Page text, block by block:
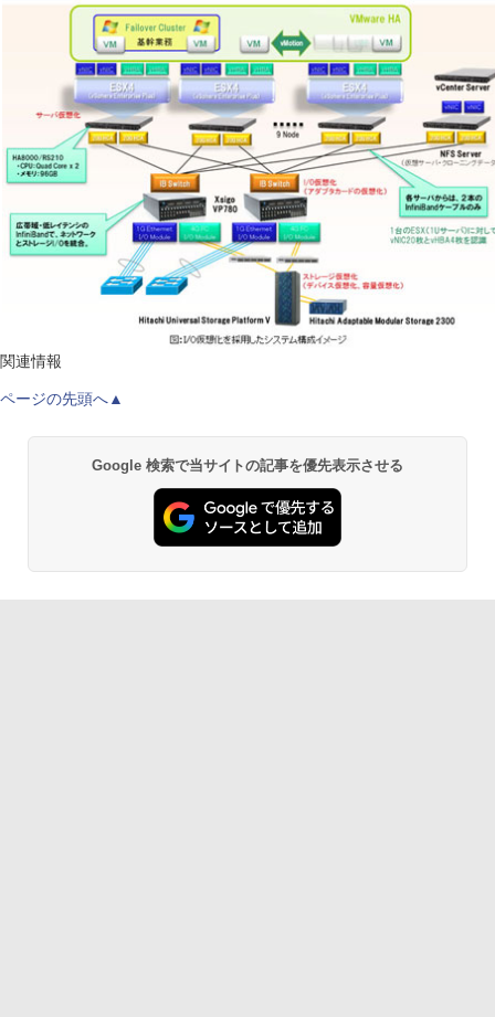
関連情報
ページの先頭へ▲
Google 検索で当サイトの記事を優先表示させる